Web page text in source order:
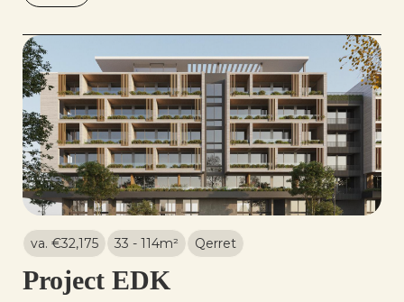
va. €32,175 33 - 114m² Qerret
Project EDK